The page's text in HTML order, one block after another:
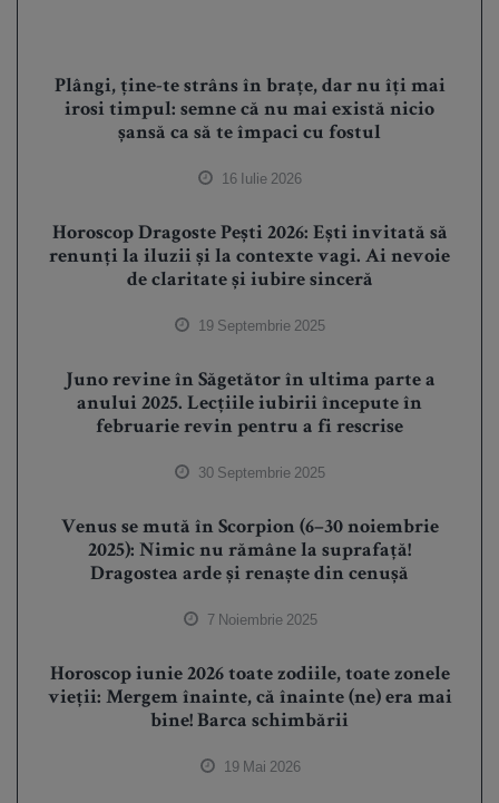
Plângi, ține-te strâns în brațe, dar nu îți mai
irosi timpul: semne că nu mai există nicio
șansă ca să te împaci cu fostul
16 Iulie 2026
Horoscop Dragoste Pești 2026: Ești invitată să
renunți la iluzii și la contexte vagi. Ai nevoie
de claritate și iubire sinceră
19 Septembrie 2025
Juno revine în Săgetător în ultima parte a
anului 2025. Lecțiile iubirii începute în
februarie revin pentru a fi rescrise
30 Septembrie 2025
Venus se mută în Scorpion (6–30 noiembrie
2025): Nimic nu rămâne la suprafață!
Dragostea arde și renaște din cenușă
7 Noiembrie 2025
Horoscop iunie 2026 toate zodiile, toate zonele
vieții: Mergem înainte, că înainte (ne) era mai
bine! Barca schimbării
19 Mai 2026